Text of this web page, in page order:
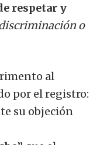
respetar y
o
al
por el registro:
su objeción